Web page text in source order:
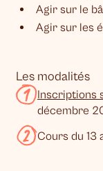
Agir sur le
Agir sur les
Les modalités
Inscriptions
décembre
Cours du 13